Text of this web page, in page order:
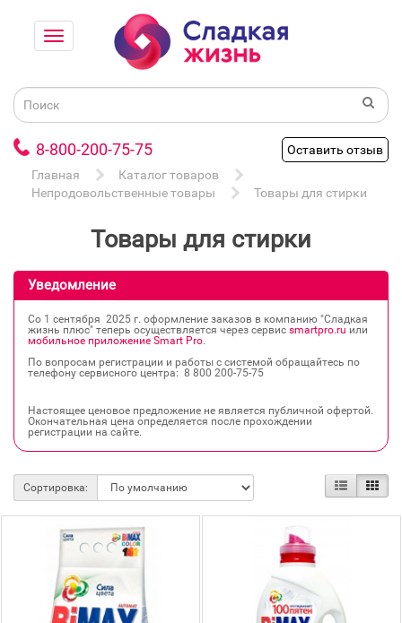
8-800-200-75-75
Оставить отзыв
Главная
Каталог товаров
Непродовольственные товары
Товары для стирки
Товары для стирки
Уведомление
Со 1 сентября 2025 г. оформление заказов в компанию "Сладкая
жизнь плюс" теперь осуществляется через сервис smartpro.ru или
мобильное приложение Smart Pro.
По вопросам регистрации и работы с системой обращайтесь по
телефону сервисного центра: 8 800 200‐75‐75
Настоящее ценовое предложение не является публичной офертой.
Окончательная цена определяется после прохождении
регистрации на сайте.
Сортировка: